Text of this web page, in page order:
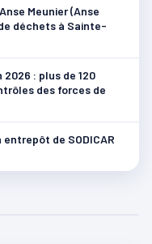
Meunier (Anse
déchets à Sainte-
: plus de 120
des forces de
de SODICAR